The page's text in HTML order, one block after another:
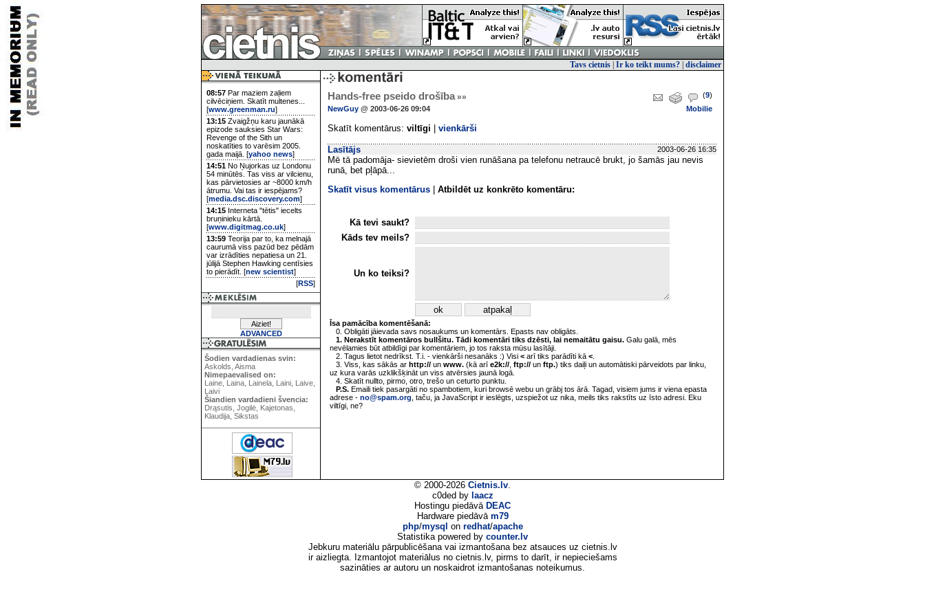
Tavs cietnis Ir ko teikt mums? disclaimer
08:57 Par maziem zaļiem
cilvēciņiem. Skatīt multenes...
[www.greenman.ru]
13:15 Zvaigžņu karu jaunākā
epizode sauksies Star Wars:
Revenge of the Sith un
noskatīties to varēsim 2005.
gada maijā. [yahoo news]
14:51 No Ņujorkas uz Londonu
54 minūtēs. Tas viss ar vilcienu,
kas pārvietosies ar ~8000 km/h
ātrumu. Vai tas ir iespējams?
[media.dsc.discovery.com]
14:15 Interneta "tētis" iecelts
bruņinieku kārtā.
[www.digitmag.co.uk]
13:59 Teorija par to, ka melnajā
caurumā viss pazūd bez pēdām
var izrādīties nepatiesa un 21.
jūlijā Stephen Hawking centīsies
to pierādīt. [new scientist]
[RSS]
ADVANCED
Šodien vardadienas svin:
Askolds, Aisma
Nimepaevalised on:
Laine, Laina, Lainela, Laini, Laive,
Laivi
Šiandien vardadieni švencia:
Drąsutis, Jogilė, Kajetonas,
Klaudija, Sikstas
Hands-free pseido drošība»» (9)
NewGuy @ 2003-06-26 09:04 Mobilie
Skatīt komentārus: viltīgi vienkārši
Lasītājs 2003-06-26 16:35
Mē tā padomāja- sievietēm droši vien runāšana pa telefonu netraucē brukt, jo šamās jau nevis
runā, bet pļāpā...
Skatīt visus komentārus
Atbildēt uz konkrēto komentāru:
Kā tevi saukt?
Kāds tev meils?
Un ko teiksi?
Īsa pamācība komentēšanā:
0. Obligāti jāievada savs nosaukums un komentārs. Epasts nav obligāts.
1. Nerakstīt komentāros bullšitu. Tādi komentāri tiks dzēsti, lai nemaitātu gaisu. Galu galā, mēs
nevēlamies būt atbildīgi par komentāriem, jo tos raksta mūsu lasītāji.
2. Tagus lietot nedrīkst. T.i. - vienkārši nesanāks :) Visi < arī tiks parādīti kā <
3. Viss, kas sākās ar http:// un www. (kā arī e2k:// ftp:// un ftp.) tiks daiļi un automātiski pārveidots par linku,
uz kura varās uzklikšķināt un viss atvērsies jaunā logā.
4. Skatīt nullto, pirmo, otro, trešo un ceturto punktu.
P.S. Emaili tiek pasargāti no spambotiem, kuri browsē webu un grābj tos ārā. Tagad, visiem jums ir viena epasta
adrese - no@spam.org , taču, ja JavaScript ir ieslēgts, uzspiežot uz nika, meils tiks rakstīts uz īsto adresi. Eku
viltīgi, ne?
© 2000-2026 Cietnis.lv.
c0ded by laacz
Hostingu piedāvā DEAC
Hardware piedāvā m79
php/mysql on redhat/apache
Statistika powered by counter.lv
Jebkuru materiālu pārpublicēšana vai izmantošana bez atsauces uz cietnis.lv
ir aizliegta. Izmantojot materiālus no cietnis.lv, pirms to darīt, ir nepieciešams
sazināties ar autoru un noskaidrot izmantošanas noteikumus.